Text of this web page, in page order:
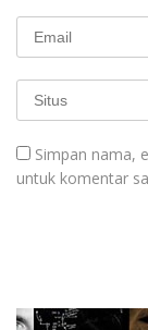
Simpan nama,
untuk komentar